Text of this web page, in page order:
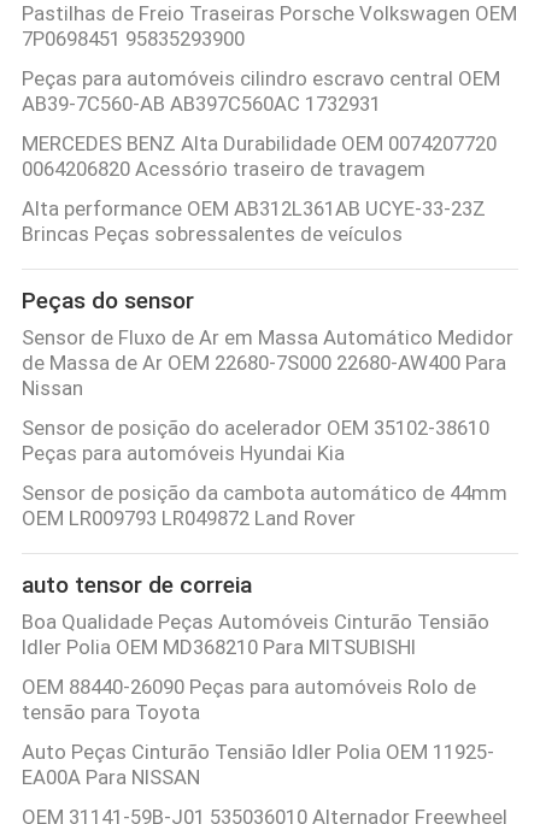
Pastilhas de Freio Traseiras Porsche Volkswagen OEM
7P0698451 95835293900
Peças para automóveis cilindro escravo central OEM
AB39-7C560-AB AB397C560AC 1732931
MERCEDES BENZ Alta Durabilidade OEM 0074207720
0064206820 Acessório traseiro de travagem
Alta performance OEM AB312L361AB UCYE-33-23Z
Brincas Peças sobressalentes de veículos
Peças do sensor
Sensor de Fluxo de Ar em Massa Automático Medidor
de Massa de Ar OEM 22680-7S000 22680-AW400 Para
Nissan
Sensor de posição do acelerador OEM 35102-38610
Peças para automóveis Hyundai Kia
Sensor de posição da cambota automático de 44mm
OEM LR009793 LR049872 Land Rover
auto tensor de correia
Boa Qualidade Peças Automóveis Cinturão Tensião
Idler Polia OEM MD368210 Para MITSUBISHI
OEM 88440-26090 Peças para automóveis Rolo de
tensão para Toyota
Auto Peças Cinturão Tensião Idler Polia OEM 11925-
EA00A Para NISSAN
OEM 31141-59B-J01 535036010 Alternador Freewheel